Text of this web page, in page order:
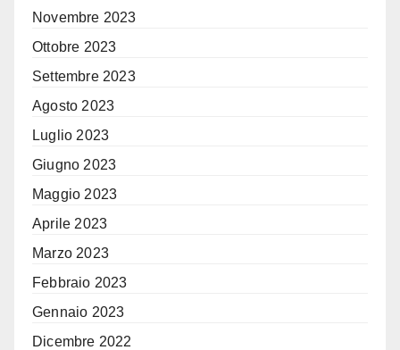
Novembre 2023
Ottobre 2023
Settembre 2023
Agosto 2023
Luglio 2023
Giugno 2023
Maggio 2023
Aprile 2023
Marzo 2023
Febbraio 2023
Gennaio 2023
Dicembre 2022